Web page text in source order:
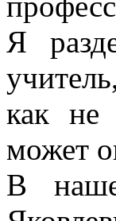
Я
как не
может
В